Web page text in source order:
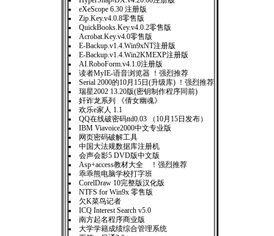
eXeScope 6.30 注册版
Zip.Key.v4.0.8零售版
QuickBooks.Key.v4.0.2零售版
Acrobat.Key.v4.0零售版
E-Backup.v1.4.Win9xNT注册版
E-Backup.v1.4.Win2KMEXP注册版
AI.RoboForm.v4.1.0注册版
读者MyIE-语音浏览器 ！强烈推荐
Serial 2000的10月15日(升级库) ！强烈推荐
瑞星2002 13.20版(密钥制作程序同前)
奸诈龙系列 《倩女幽魂》
欢乐e家人 1.1
QQ在线破密码ttd0.03 （10月15日发布）
IBM Viavoice2000中文专业版
网页密码破解工具
中国大法规数据库注册机
会声会影5 DVD版中文版
Asp+access教材大全 ！强烈推荐
乖乖熊电脑学校打字班
CorelDraw 10完整版汉化版
NTFS for Win9x 零售版
欠K菜鸟记者
ICQ Interest Search v5.0
南方起名程序商业版
大学学籍成绩综合管理系统